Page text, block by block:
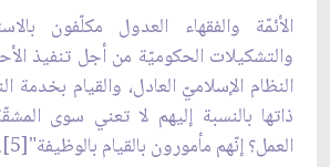
الأئمّة والفقهاء العدول مكلّفون
والتشكيلات الحكوميّة من أجل تنفيذ
النظام الإسلاميّ العادل، والقيام بخدمة
ذاتها بالنسبة إليهم لا تعني سوى
العمل؟ إنّهم مأمورون بالقيام بالوظيفة"[5].